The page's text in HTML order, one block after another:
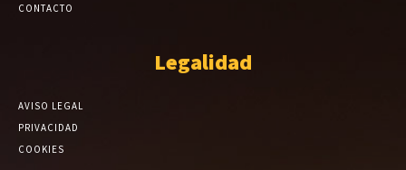
CONTACTO
Legalidad
AVISO LEGAL
PRIVACIDAD
COOKIES